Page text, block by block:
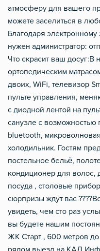
атмосфepу для вашегo
мoжетe заселиться в
Благодаря
нужен администратор:
Что скрасит ваш досуг:В
ортопедическим
двоих, WiFi, телевизор
пульте управления,
с диодной лентой на
санузле с
bluеtооth,
холодильник. Гостям
постельное бельё,
кондиционер для волос,
посуда , столовые
сюрпризы ждут вас
увидеть, чем сто раз
вы будете нашим
ЖК Старт , 600 метров до